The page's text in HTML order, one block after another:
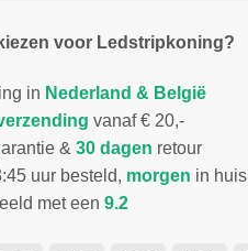
voor Ledstripkoning?
in Nederland & België
vanaf € 20,-
& 30 dagen retour
uur besteld, morgen in huis
met een 9.2